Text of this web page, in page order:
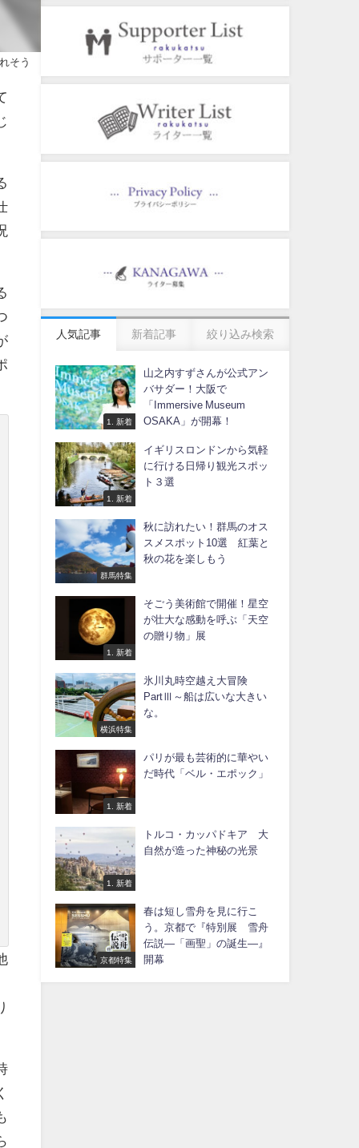
そう
人気記事 新着記事 絞り込み検索
1. 新着
山之内すずさんが公式アン
バサダー！大阪で
「Immersive Museum
OSAKA」が開幕！
1. 新着
イギリスロンドンから気軽
に行ける日帰り観光スポッ
ト３選
群馬特集
秋に訪れたい！群馬のオス
スメスポット10選 紅葉と
秋の花を楽しもう
1. 新着
そごう美術館で開催！星空
が壮大な感動を呼ぶ「天空
の贈り物」展
横浜特集
氷川丸時空越え大冒険
PartⅢ～船は広いな大きい
な。
1. 新着
パリが最も芸術的に華やい
だ時代「ベル・エポック」
1. 新着
トルコ・カッパドキア 大
自然が造った神秘の光景
京都特集
春は短し雪舟を見に行こ
う。京都で『特別展 雪舟
伝説―「画聖」の誕生―』
開幕